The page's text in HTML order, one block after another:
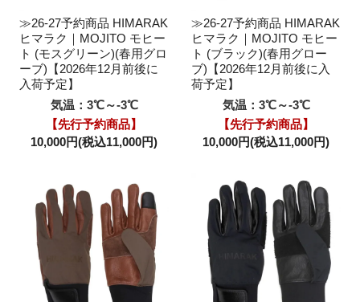
≫26-27予約商品 HIMARAK
ヒマラク｜MOJITO モヒー
ト (モスグリーン)(春用グロ
ーブ)【2026年12月前後に
入荷予定】
気温：3℃～-3℃
【先行予約商品】
10,000円(税込11,000円)
≫26-27予約商品 HIMARAK
ヒマラク｜MOJITO モヒー
ト (ブラック)(春用グロー
ブ)【2026年12月前後に入
荷予定】
気温：3℃～-3℃
【先行予約商品】
10,000円(税込11,000円)